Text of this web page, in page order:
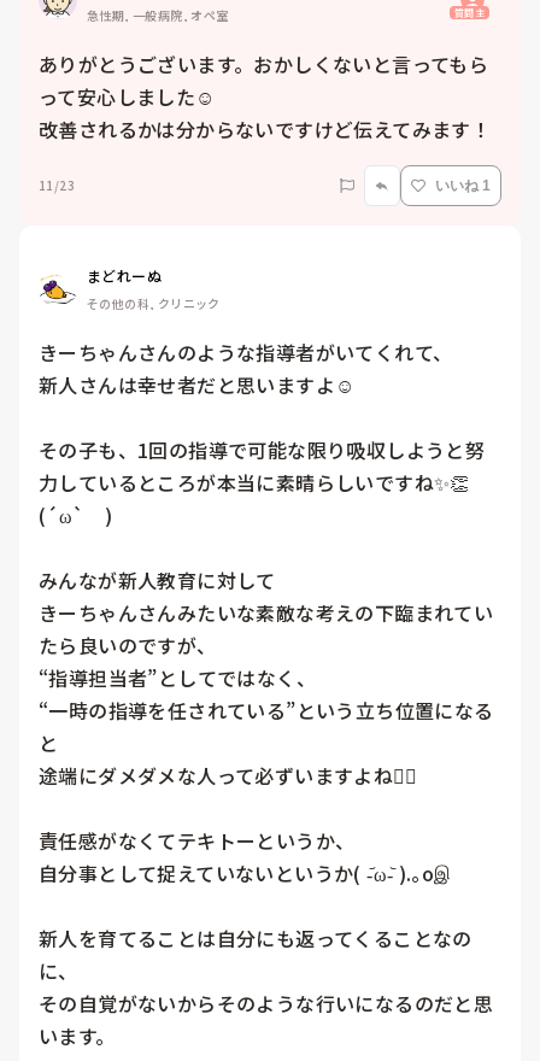
急性期, 一般病院, オペ室 質問主
ありがとうございます。おかしくないと言ってもら
って安心しました☺️
改善されるかは分からないですけど伝えてみます！
11/23 いいね 1
まどれーぬ
その他の科, クリニック
きーちゃんさんのような指導者がいてくれて、
新人さんは幸せ者だと思いますよ☺️
その子も、1回の指導で可能な限り吸収しようと努
力しているところが本当に素晴らしいですね✨👏
(´ω`　)
みんなが新人教育に対して
きーちゃんさんみたいな素敵な考えの下臨まれてい
たら良いのですが、
“指導担当者”としてではなく、
“一時の指導を任されている”という立ち位置になる
と
途端にダメダメな人って必ずいますよね😮‍💨
責任感がなくてテキトーというか、
自分事として捉えていないというか( -᷄ω-᷅ ).｡oஇ
新人を育てることは自分にも返ってくることなの
に、
その自覚がないからそのような行いになるのだと思
います。